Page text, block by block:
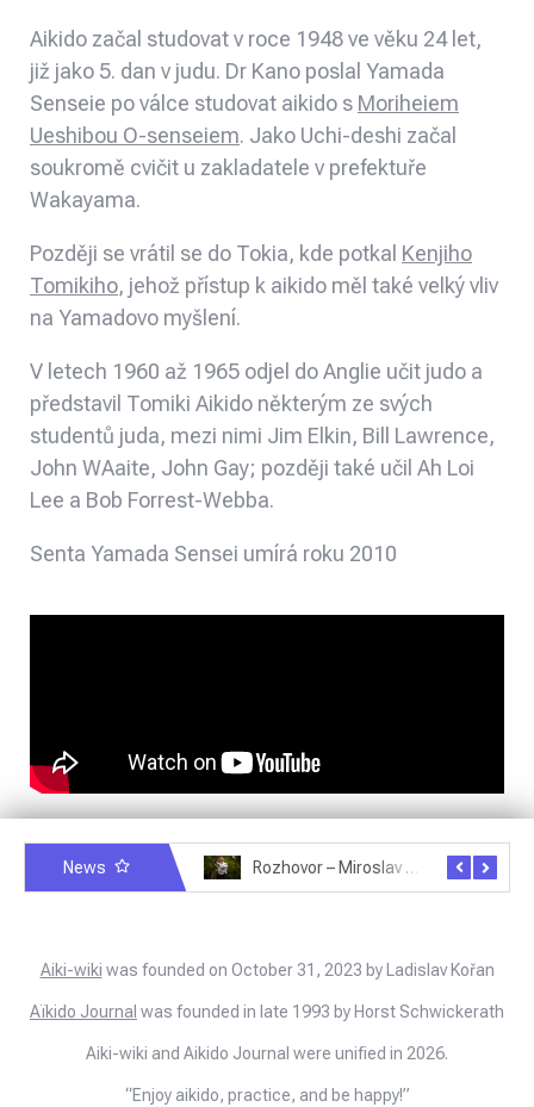
Aikido začal studovat v roce 1948 ve věku 24 let,
již jako 5. dan v judu. Dr Kano poslal Yamada
Senseie po válce studovat aikido s Moriheiem
Ueshibou O-senseiem. Jako Uchi-deshi začal
soukromě cvičit u zakladatele v prefektuře
Wakayama.
Později se vrátil se do Tokia, kde potkal Kenjiho
Tomikiho, jehož přístup k aikido měl také velký vliv
na Yamadovo myšlení.
V letech 1960 až 1965 odjel do Anglie učit judo a
představil Tomiki Aikido některým ze svých
studentů juda, mezi nimi Jim Elkin, Bill Lawrence,
John WAaite, John Gay; později také učil Ah Loi
Lee a Bob Forrest-Webba.
Senta Yamada Sensei umírá roku 2010
News Rozhovor – Miroslav Šmíd – 22.3.2025
Aiki-wiki was founded on October 31, 2023 by Ladislav Kořan
Aïkido Journal was founded in late 1993 by Horst Schwickerath
Aiki-wiki and Aikido Journal were unified in 2026.
“Enjoy aikido, practice, and be happy!”